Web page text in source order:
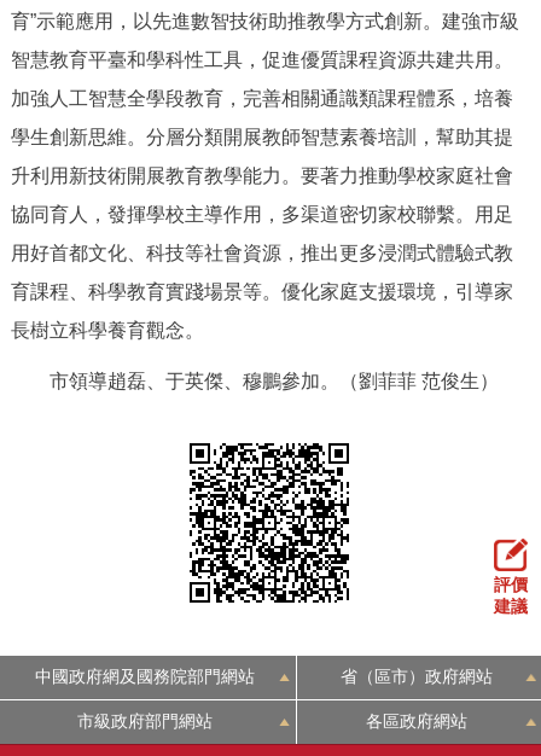
育”示範應用，以先進數智技術助推教學方式創新。建強市級
智慧教育平臺和學科性工具，促進優質課程資源共建共用。
加強人工智慧全學段教育，完善相關通識類課程體系，培養
學生創新思維。分層分類開展教師智慧素養培訓，幫助其提
升利用新技術開展教育教學能力。要著力推動學校家庭社會
協同育人，發揮學校主導作用，多渠道密切家校聯繫。用足
用好首都文化、科技等社會資源，推出更多浸潤式體驗式教
育課程、科學教育實踐場景等。優化家庭支援環境，引導家
長樹立科學養育觀念。
市領導趙磊、于英傑、穆鵬參加。（劉菲菲 范俊生）
評價
建議
中國政府網及國務院部門網站 省（區市）政府網站
市級政府部門網站 各區政府網站